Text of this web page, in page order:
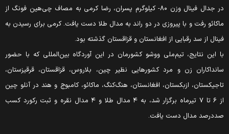
در جدال فینال وزن ۸۰- کیلوگرم پسران، رضا کرمی به مصاف چی‌هین فونگ از
رفت و با پیروزی در دو راند به مدال طلا دست یافت. کرمی برای رسیدن به
از سد رقبایی از افغانستان و قزاقستان گذشته بود.
این نتایج، تیم‌ملی ووشو کشورمان در این آوردگاه بین‌المللی که با حضور
زن و مرد کشورهایی نظیر چین، بلاروس، قزاقستان، قرقیزستان،
ازبکستان، افغانستان، هنگ‌کنگ، ماکائو، کامبوج و هند در آنلو چین
از ۶ تا ۷ تیرماه برگزار شد، به ۴ مدال طلا و ۴ مدال نقره و ثبت رکورد کسب
مدال دست یافت.